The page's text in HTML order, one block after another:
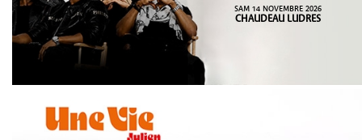
SAM 14 NOVEMBRE 2026
CHAUDEAU LUDRES